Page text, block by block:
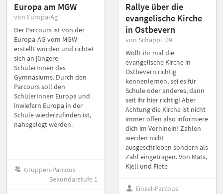
Europa am MGW
von Europa-Ag
Der Parcours ist von der
Europa-AG vom MGW
erstellt worden und richtet
sich an jüngere
SchülerInnen des
Gymnasiums. Durch den
Parcours soll den
SchülerInnen Europa und
inwiefern Europa in der
Schule wiederzufinden ist,
nahegelegt werden.
Gruppen-Parcous
Sekundarstufe 1
Rallye über die
evangelische Kirche
in Ostbevern
von Schappi_09
Wollt ihr mal die
evangelische Kirche in
Ostbevern richtig
kennenlernen, sei es für
Schule oder anderes, dann
seit ihr hier richtig! Aber
Achtung die Kirche ist nicht
immer offen also informiere
dich im Vorhinein! Zahlen
werden nicht
ausgeschrieben sondern als
Zahl eingetragen. Von Mats,
Kjell und Fiete
Einzel-Parcous